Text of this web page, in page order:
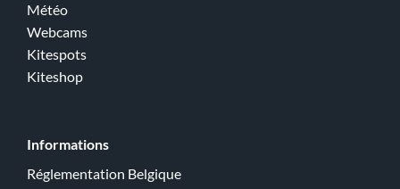
Météo
Webcams
Kitespots
Kiteshop
Informations
Réglementation Belgique